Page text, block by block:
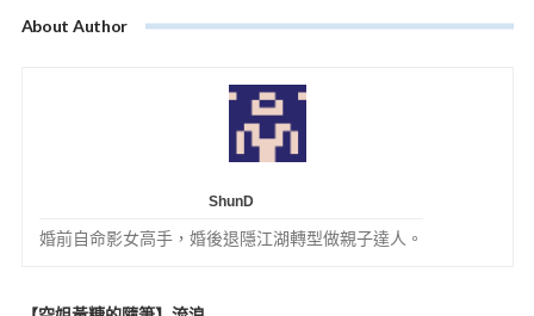
About Author
ShunD
婚前自命影女高手，婚後退隱江湖轉型做親子達人。